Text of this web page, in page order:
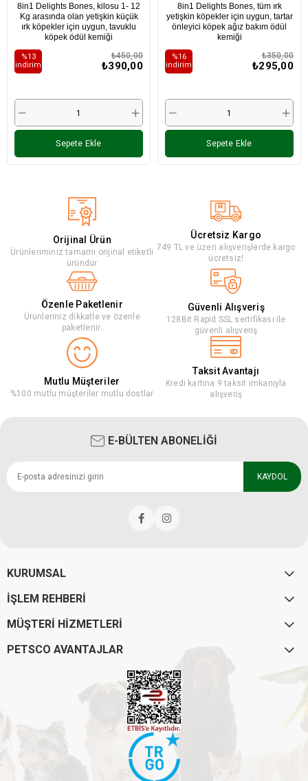
8in1 Delights Bones, kilosu 1- 12
Kg arasında olan yetişkin küçük
ırk köpekler için uygun, tavuklu
köpek ödül kemiği
₺390,00
₺450,00
%13
i̇ndirim
Sepete Ekle
8in1 Delights Bones, tüm ırk
yetişkin köpekler için uygun, tartar
önleyici köpek ağız bakım ödül
kemiği
₺295,00
₺350,00
%16
i̇ndirim
Sepete Ekle
Orijinal Ürün
Ürünleriminiz tamamı orijinal etiketli
üründür
Ücretsiz Kargo
749 TL ve üzeri alışverişlerde kargo
ücretsiz!
Özenle Paketlenir
Ürünleriniz dikkatle ve özenle
paketlenir.
Güvenli Alışveriş
128Bit Rapid SSL sertifikası ile
güvenli alışveriş
Mutlu Müşteriler
%100 mutlu müşteriler mutlu dostlar
Taksit Avantajı
Kredi kartına 9 taksit imkanıyla
alışveriş
E-BÜLTEN ABONELİĞİ
KAYDOL
KURUMSAL
İŞLEM REHBERİ
MÜŞTERİ HİZMETLERİ
PETSCO AVANTAJLAR